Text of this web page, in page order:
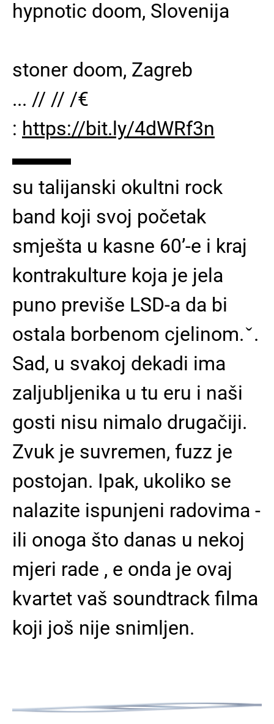
hypnotic doom, Slovenija
stoner doom, Zagreb
... // // /€
: https://bit.ly/4dWRf3n
▬▬▬
su talijanski okultni rock
band koji svoj početak
smješta u kasne 60’-e i kraj
kontrakulture koja je jela
puno previše LSD-a da bi
ostala borbenom cjelinom. ̌ .
Sad, u svakoj dekadi ima
zaljubljenika u tu eru i naši
gosti nisu nimalo drugačiji.
Zvuk je suvremen, fuzz je
postojan. Ipak, ukoliko se
nalazite ispunjeni radovima -
ili onoga što danas u nekoj
mjeri rade , e onda je ovaj
kvartet vaš soundtrack filma
koji još nije snimljen.